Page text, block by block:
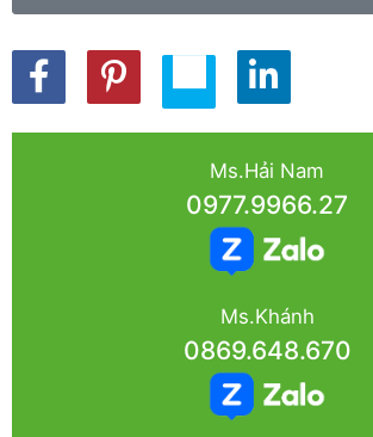
Ms.Hải Nam
0977.9966.27
Ms.Khánh
0869.648.670